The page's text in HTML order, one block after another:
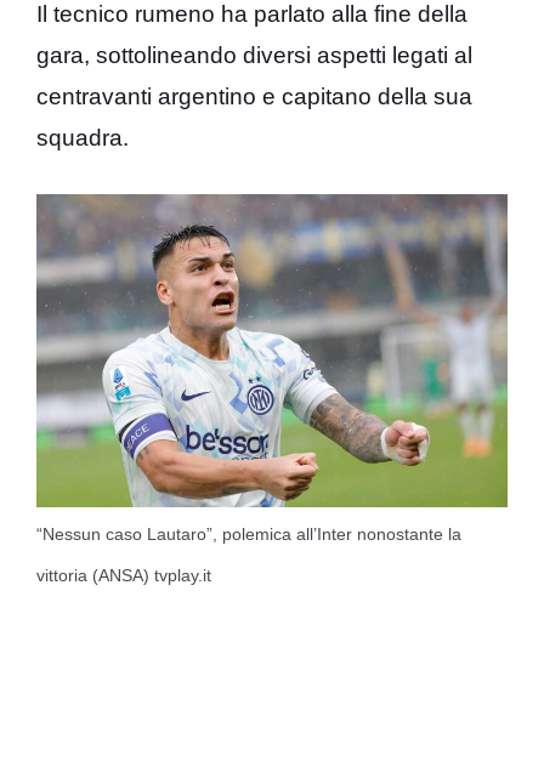
Il tecnico rumeno ha parlato alla fine della
gara, sottolineando diversi aspetti legati al
centravanti argentino e capitano della sua
squadra.
“Nessun caso Lautaro”, polemica all’Inter nonostante la
vittoria (ANSA) tvplay.it